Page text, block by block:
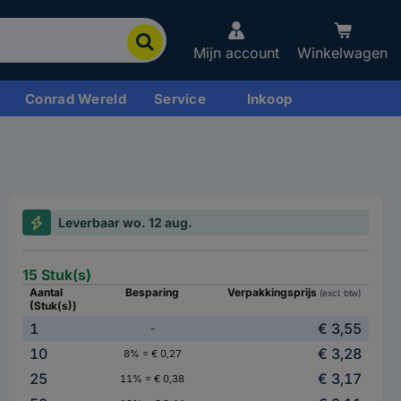
Mijn account Winkelwagen
Conrad Wereld Service Inkoop
Leverbaar wo. 12 aug.
15 Stuk(s)
Aantal
(Stuk(s))
Besparing Verpakkingsprijs (excl. btw)
1 -
€ 3,55
10
8% = € 0,27
€ 3,28
25
11% = € 0,38
€ 3,17